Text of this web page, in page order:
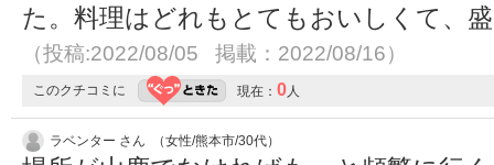
た。料理はどれもとてもおいしくて、
（投稿:2022/08/05 掲載：2022/08/16）
このクチコミに 現在： 0人
ラベンター さん （女性/熊本市/30代）